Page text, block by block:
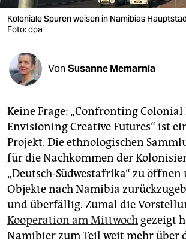
verlag
veranstaltungen
shop
fragen & hilfe
abo
genossenschaft
epaper login
Koloniale Spuren weisen in Namibias
Foto: dpa
Von Susanne Memarnia
Keine Frage: „Confronting Colonial
Envisioning Creative Futures“ ist
Projekt. Die ethnologischen
für die Nachkommen der
„Deutsch-Südwestafrika“ zu
Objekte nach Namibia
und überfällig. Zumal die
Kooperation am Mittwoch gezeigt
Namibier zum Teil weit mehr über